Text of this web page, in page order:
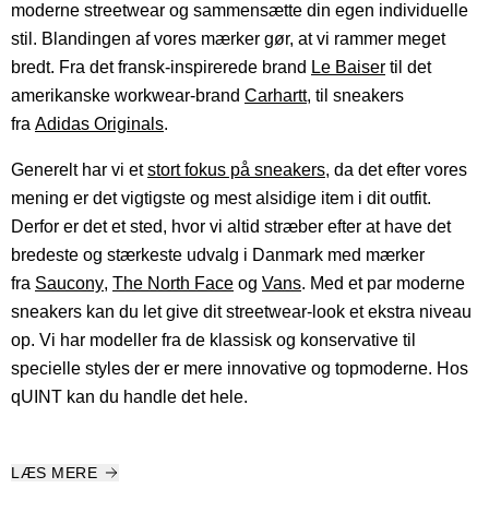
moderne streetwear og sammensætte din egen individuelle
stil. Blandingen af vores mærker gør, at vi rammer meget
bredt. Fra det fransk-inspirerede brand Le Baiser til det
amerikanske workwear-brand Carhartt, til sneakers
fra Adidas Originals.
Generelt har vi etstort fokus på sneakers, da det efter vores
mening er det vigtigste og mest alsidige item i dit outfit.
Derfor er det et sted, hvor vi altid stræber efter at have det
bredeste og stærkeste udvalg i Danmark med mærker
fra Saucony, The North Face og Vans. Med et par moderne
sneakers kan du let give dit streetwear-look et ekstra niveau
op. Vi har modeller fra de klassisk og konservative til
specielle styles der er mere innovative og topmoderne. Hos
qUINT kan du handle det hele.
LÆS MERE